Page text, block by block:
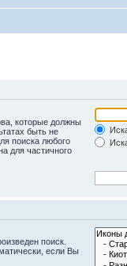
которые должны
быть не
поиска любого
для частичного
поиск.
если Вы